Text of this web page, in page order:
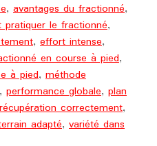
, avantages du fractionné,
pratiquer le fractionné,
, effort intense,
en course à pied,
à pied, méthode
, performance globale, plan
récupération correctement,
adapté, variété dans